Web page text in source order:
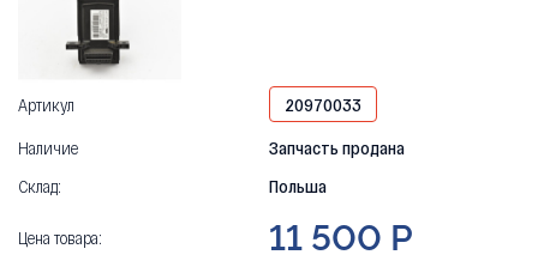
Артикул
20970033
Наличие
Запчасть продана
Склад:
Польша
Цена товара: 11 500 Р